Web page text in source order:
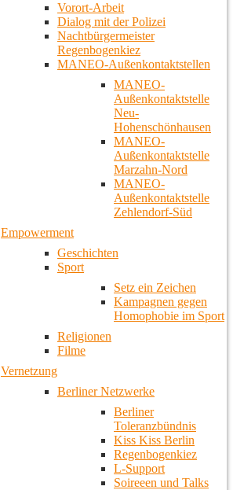
Vorort-Arbeit
Dialog mit der Polizei
Nachtbürgermeister
Regenbogenkiez
MANEO-Außenkontaktstellen
MANEO-
Außenkontaktstelle
Neu-
Hohenschönhausen
MANEO-
Außenkontaktstelle
Marzahn-Nord
MANEO-
Außenkontaktstelle
Zehlendorf-Süd
Empowerment
Geschichten
Sport
Setz ein Zeichen
Kampagnen gegen
Homophobie im Sport
Religionen
Filme
Vernetzung
Berliner Netzwerke
Berliner
Toleranzbündnis
Kiss Kiss Berlin
Regenbogenkiez
L-Support
Soireeen und Talks